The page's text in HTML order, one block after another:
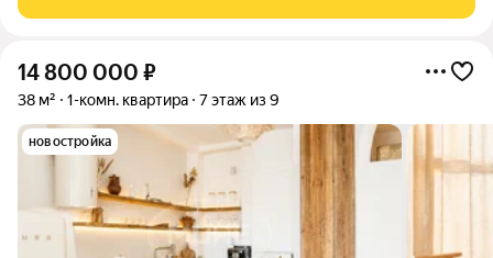
расположена в современном доме 2021
14 800 000 ₽
38 м² 1-комн. квартира 7 этаж из 9
новостройка